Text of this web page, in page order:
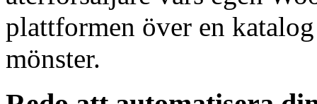
plattformen över en
mönster.